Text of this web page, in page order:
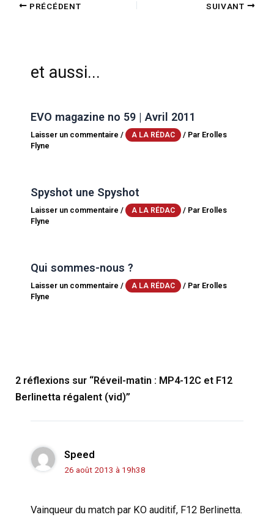
PRÉCÉDENT SUIVANT
et aussi...
EVO magazine no 59 | Avril 2011
Laisser un commentaire / A LA RÉDAC / Par Erolles
Flyne
Spyshot une Spyshot
Laisser un commentaire / A LA RÉDAC / Par Erolles
Flyne
Qui sommes-nous ?
Laisser un commentaire / A LA RÉDAC / Par Erolles
Flyne
2 réflexions sur “Réveil-matin : MP4-12C et F12
Berlinetta régalent (vid)”
Speed
26 août 2013 à 19h38
Vainqueur du match par KO auditif, F12 Berlinetta.